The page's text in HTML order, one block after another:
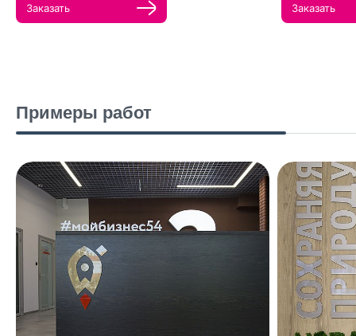
Заказать Заказать
Примеры работ